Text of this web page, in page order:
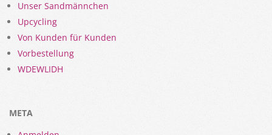
Unser Sandmännchen
Upcycling
Von Kunden für Kunden
Vorbestellung
WDEWLIDH
META